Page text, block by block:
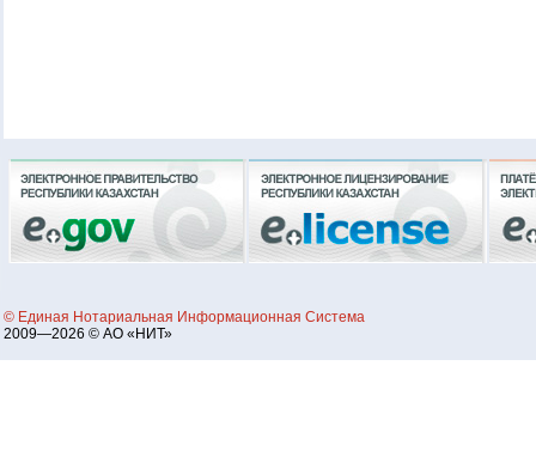
© Единая Нотариальная Информационная Система
2009—2026 © АО «НИТ»